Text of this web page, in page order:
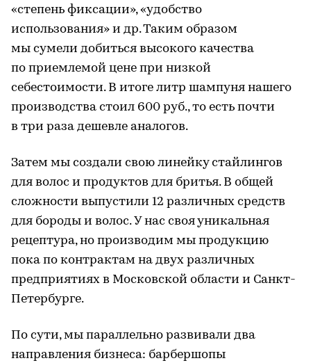
«степень фиксации», «удобство
использования» и др. Таким образом
мы сумели добиться высокого качества
по приемлемой цене при низкой
себестоимости. В итоге литр шампуня нашего
производства стоил 600 руб., то есть почти
в три раза дешевле аналогов.
Затем мы создали свою линейку стайлингов
для волос и продуктов для бритья. В общей
сложности выпустили 12 различных средств
для бороды и волос. У нас своя уникальная
рецептура, но производим мы продукцию
пока по контрактам на двух различных
предприятиях в Московской области и Санкт-
Петербурге.
По сути, мы параллельно развивали два
направления бизнеса: барбершопы